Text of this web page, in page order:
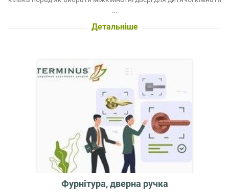
...
Детальніше
Фурнітура, дверна ручка